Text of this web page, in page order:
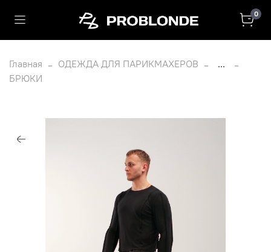
0
Главная ОДЕЖДА ДЛЯ ПАРИКМАХЕРОВ
...
БРЮКИ